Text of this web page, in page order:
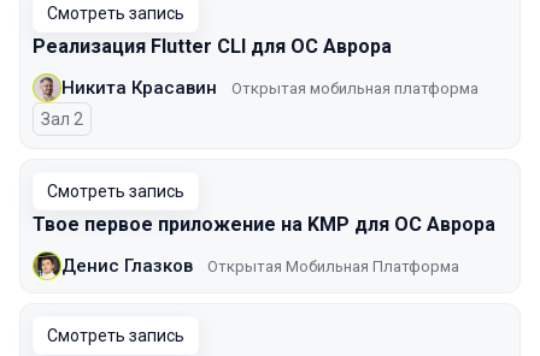
Смотреть запись
Реализация Flutter CLI для ОС Аврора
Никита Красавин Открытая мобильная платформа
Зал 2
Смотреть запись
Твое первое приложение на KMP для ОС Аврора
Денис Глазков Открытая Мобильная Платформа
Смотреть запись